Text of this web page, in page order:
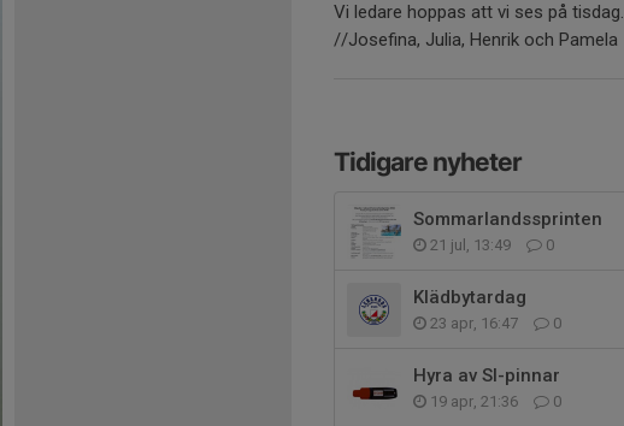
Vi ledare hoppas att vi ses på tisdag.
//Josefina, Julia, Henrik och Pamela
Tidigare nyheter
Sommarlandssprinten
21 jul, 13:49 0
Klädbytardag
23 apr, 16:47 0
Hyra av SI-pinnar
19 apr, 21:36 0